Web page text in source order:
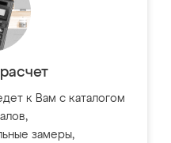
к Вам с каталогом
замеры,